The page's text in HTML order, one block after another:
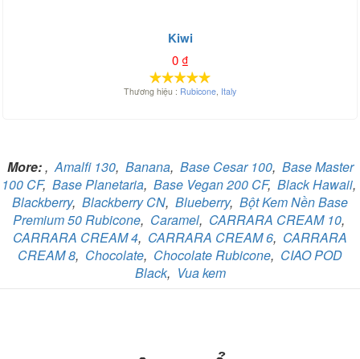
Kiwi
0₫
Thương hiệu : Rubicone, Italy
More:,Amalfi 130, Banana, Base Cesar 100, Base Master
100 CF, Base Planetaria, Base Vegan 200 CF, Black Hawaii,
Blackberry, Blackberry CN, Blueberry, Bột Kem Nền Base
Premium 50 Rubicone, Caramel, CARRARA CREAM 10,
CARRARA CREAM 4, CARRARA CREAM 6, CARRARA
CREAM 8, Chocolate, Chocolate Rubicone, CIAO POD
Black, Vua kem